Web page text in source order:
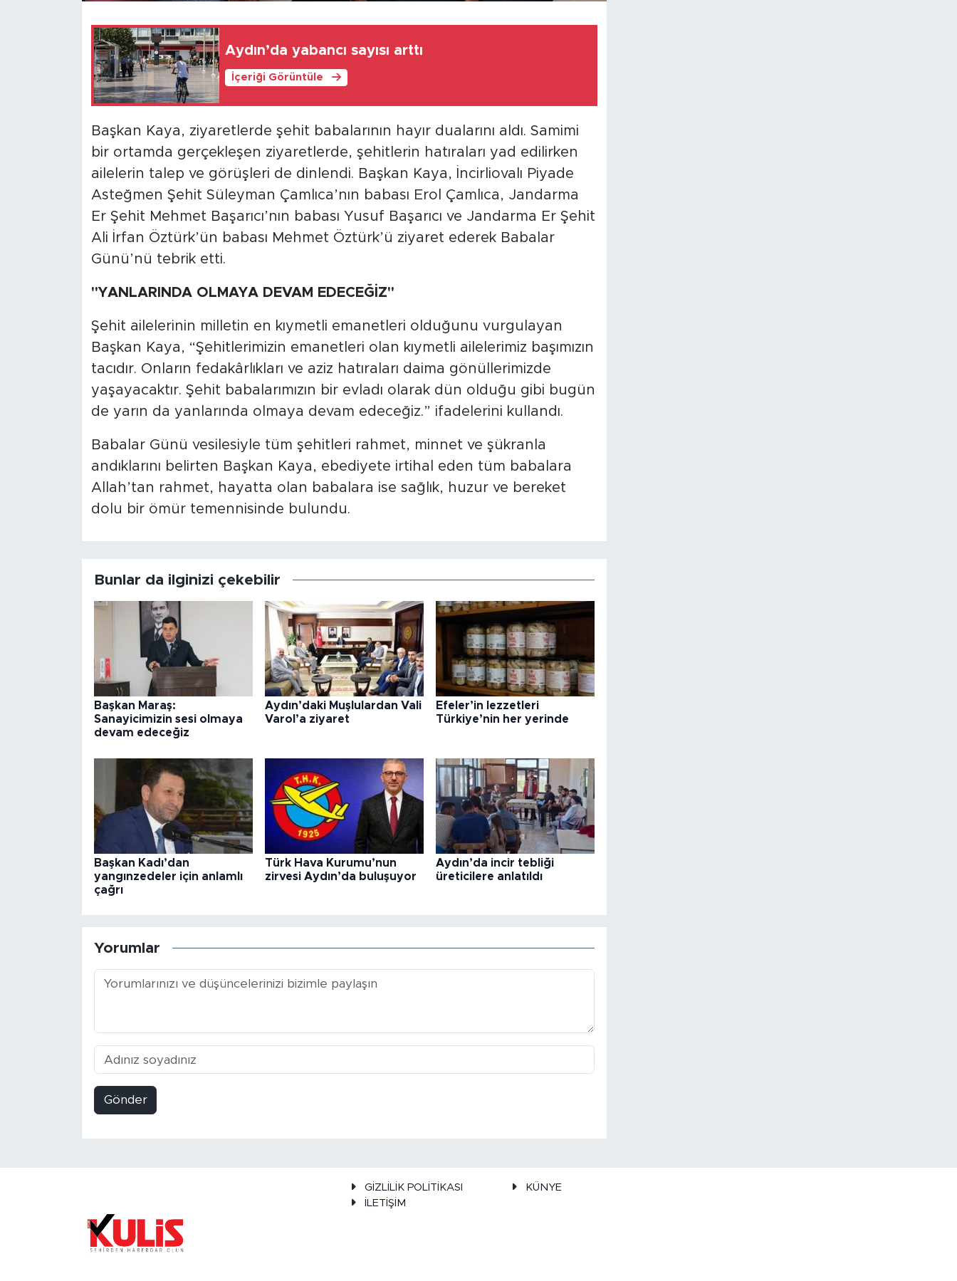
Aydın’da yabancı sayısı arttı
İçeriği Görüntüle
Başkan Kaya, ziyaretlerde şehit babalarının hayır dualarını aldı. Samimi
bir ortamda gerçekleşen ziyaretlerde, şehitlerin hatıraları yad edilirken
ailelerin talep ve görüşleri de dinlendi. Başkan Kaya, İncirliovalı Piyade
Asteğmen Şehit Süleyman Çamlıca’nın babası Erol Çamlıca, Jandarma
Er Şehit Mehmet Başarıcı’nın babası Yusuf Başarıcı ve Jandarma Er Şehit
Ali İrfan Öztürk’ün babası Mehmet Öztürk’ü ziyaret ederek Babalar
Günü’nü tebrik etti.
"YANLARINDA OLMAYA DEVAM EDECEĞİZ"
Şehit ailelerinin milletin en kıymetli emanetleri olduğunu vurgulayan
Başkan Kaya, “Şehitlerimizin emanetleri olan kıymetli ailelerimiz başımızın
tacıdır. Onların fedakârlıkları ve aziz hatıraları daima gönüllerimizde
yaşayacaktır. Şehit babalarımızın bir evladı olarak dün olduğu gibi bugün
de yarın da yanlarında olmaya devam edeceğiz.” ifadelerini kullandı.
Babalar Günü vesilesiyle tüm şehitleri rahmet, minnet ve şükranla
andıklarını belirten Başkan Kaya, ebediyete irtihal eden tüm babalara
Allah’tan rahmet, hayatta olan babalara ise sağlık, huzur ve bereket
dolu bir ömür temennisinde bulundu.
Bunlar da ilginizi çekebilir
Başkan Maraş:
Sanayicimizin sesi olmaya
devam edeceğiz
Aydın’daki Muşlulardan Vali
Varol’a ziyaret
Efeler’in lezzetleri
Türkiye’nin her yerinde
Başkan Kadı’dan
yangınzedeler için anlamlı
çağrı
Türk Hava Kurumu’nun
zirvesi Aydın’da buluşuyor
Aydın’da incir tebliği
üreticilere anlatıldı
Yorumlar
Gönder
GİZLİLİK POLİTİKASI
KÜNYE
İLETİŞİM